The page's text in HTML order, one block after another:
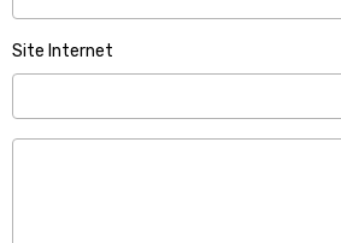
Site Internet